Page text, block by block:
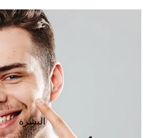
البشرة